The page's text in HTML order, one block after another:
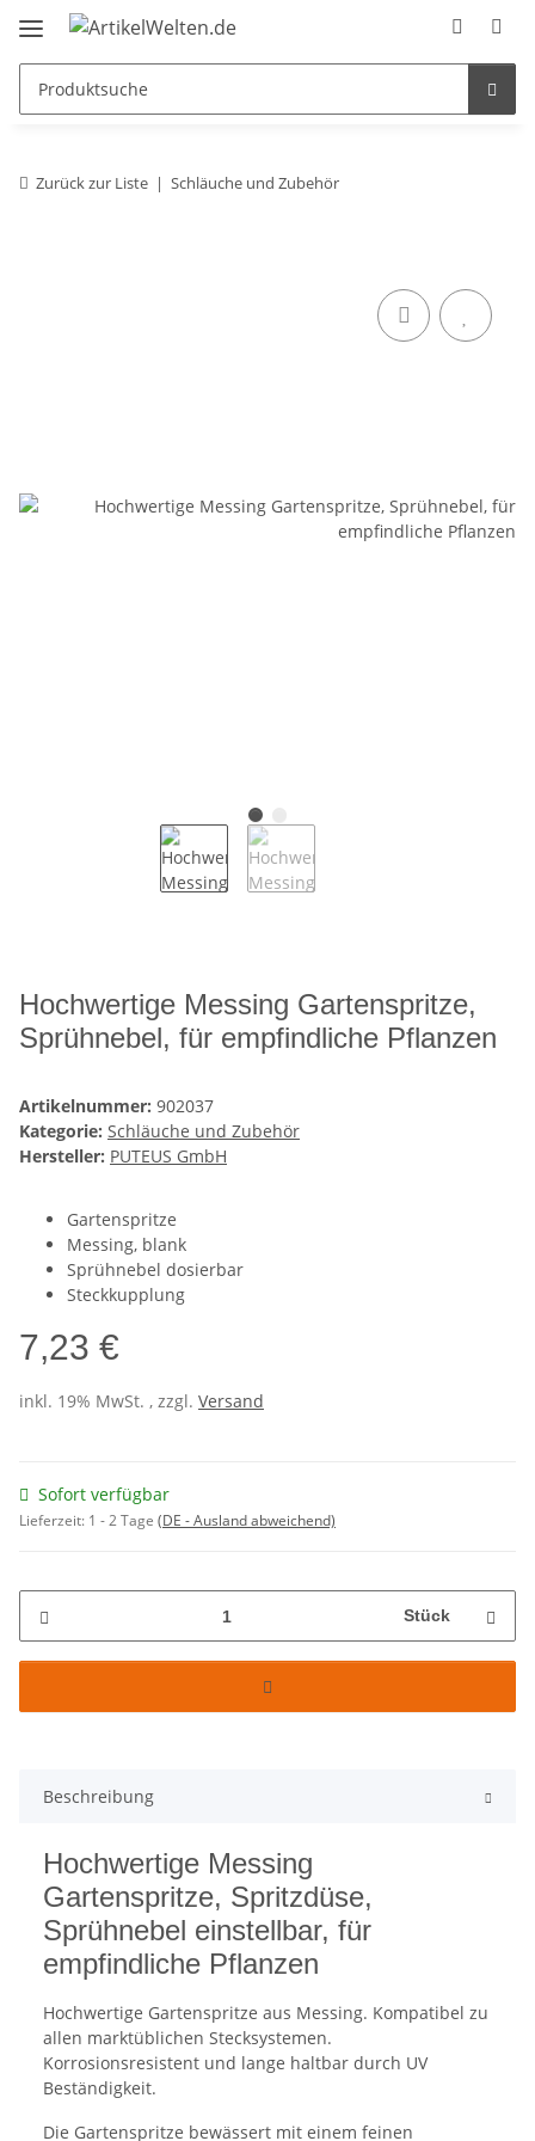
Zurück zur Liste Schläuche und Zubehör
Hochwertige Messing Gartenspritze,
Sprühnebel, für empfindliche Pflanzen
Artikelnummer: 902037
Kategorie: Schläuche und Zubehör
Hersteller: PUTEUS GmbH
Gartenspritze
Messing, blank
Sprühnebel dosierbar
Steckkupplung
7,23 €
inkl. 19% MwSt. , zzgl. Versand
Sofort verfügbar
Lieferzeit: 1 - 2 Tage (DE - Ausland abweichend)
Stück
Beschreibung
Hochwertige Messing
Gartenspritze, Spritzdüse,
Sprühnebel einstellbar, für
empfindliche Pflanzen
Hochwertige Gartenspritze aus Messing. Kompatibel zu
allen marktüblichen Stecksystemen.
Korrosionsresistent und lange haltbar durch UV
Beständigkeit.
Die Gartenspritze bewässert mit einem feinen